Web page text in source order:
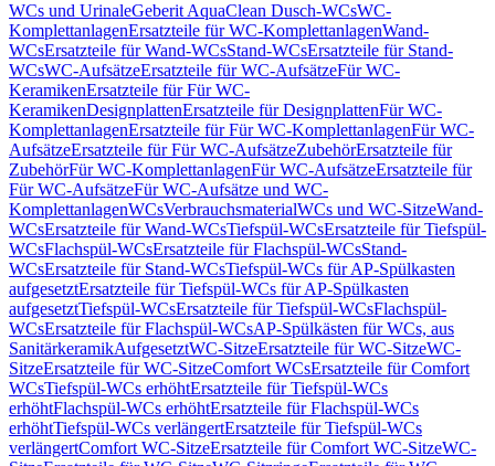
WCs und UrinaleGeberit AquaClean Dusch-WCsWC-
KomplettanlagenErsatzteile für WC-KomplettanlagenWand-
WCsErsatzteile für Wand-WCsStand-WCsErsatzteile für Stand-
WCsWC-AufsätzeErsatzteile für WC-AufsätzeFür WC-
KeramikenErsatzteile für Für WC-
KeramikenDesignplattenErsatzteile für DesignplattenFür WC-
KomplettanlagenErsatzteile für Für WC-KomplettanlagenFür WC-
AufsätzeErsatzteile für Für WC-AufsätzeZubehörErsatzteile für
ZubehörFür WC-KomplettanlagenFür WC-AufsätzeErsatzteile für
Für WC-AufsätzeFür WC-Aufsätze und WC-
KomplettanlagenWCsVerbrauchsmaterialWCs und WC-SitzeWand-
WCsErsatzteile für Wand-WCsTiefspül-WCsErsatzteile für Tiefspül-
WCsFlachspül-WCsErsatzteile für Flachspül-WCsStand-
WCsErsatzteile für Stand-WCsTiefspül-WCs für AP-Spülkasten
aufgesetztErsatzteile für Tiefspül-WCs für AP-Spülkasten
aufgesetztTiefspül-WCsErsatzteile für Tiefspül-WCsFlachspül-
WCsErsatzteile für Flachspül-WCsAP-Spülkästen für WCs, aus
SanitärkeramikAufgesetztWC-SitzeErsatzteile für WC-SitzeWC-
SitzeErsatzteile für WC-SitzeComfort WCsErsatzteile für Comfort
WCsTiefspül-WCs erhöhtErsatzteile für Tiefspül-WCs
erhöhtFlachspül-WCs erhöhtErsatzteile für Flachspül-WCs
erhöhtTiefspül-WCs verlängertErsatzteile für Tiefspül-WCs
verlängertComfort WC-SitzeErsatzteile für Comfort WC-SitzeWC-